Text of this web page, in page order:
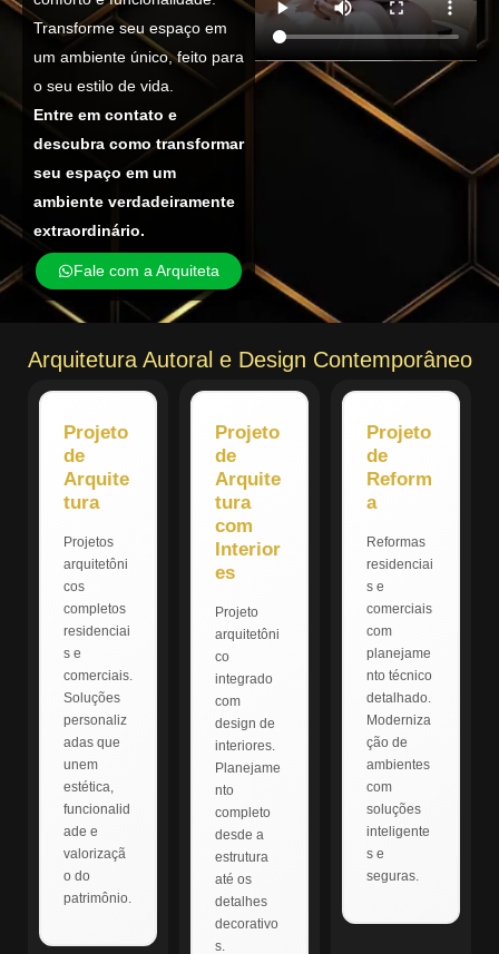
Transforme seu espaço em
um ambiente único, feito para
o seu estilo de vida.
Entre em contato e
descubra como transformar
seu espaço em um
ambiente verdadeiramente
extraordinário.
Fale com a Arquiteta
Arquitetura Autoral e Design Contemporâneo
Projeto
de
Arquite
tura
Projetos
arquitetôni
cos
completos
residenciai
s e
comerciais.
Soluções
personaliz
adas que
unem
estética,
funcionalid
ade e
valorizaçã
o do
patrimônio.
Projeto
de
Arquite
tura
com
Interior
es
Projeto
arquitetôni
co
integrado
com
design de
interiores.
Planejame
nto
completo
desde a
estrutura
até os
detalhes
decorativo
s.
Projeto
de
Reform
a
Reformas
residenciai
s e
comerciais
com
planejame
nto técnico
detalhado.
Moderniza
ção de
ambientes
com
soluções
inteligente
s e
seguras.